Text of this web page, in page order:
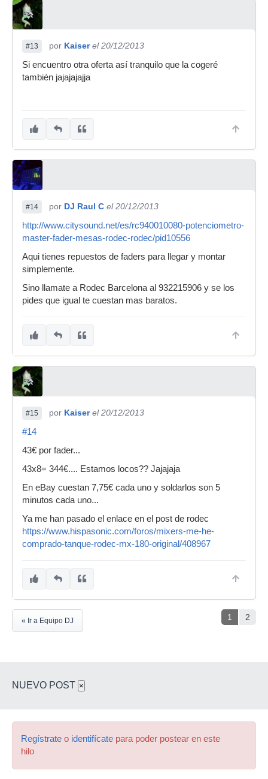
#13 por Kaiser el 20/12/2013
Si encuentro otra oferta así tranquilo que la cogeré
también jajajajajja
#14 por DJ Raul C el 20/12/2013
http://www.citysound.net/es/rc940010080-potenciometro-
master-fader-mesas-rodec-rodec/pid10556
Aqui tienes repuestos de faders para llegar y montar
simplemente.
Sino llamate a Rodec Barcelona al 932215906 y se los
pides que igual te cuestan mas baratos.
#15 por Kaiser el 20/12/2013
#14
43€ por fader...
43x8= 344€.... Estamos locos?? Jajajaja
En eBay cuestan 7,75€ cada uno y soldarlos son 5
minutos cada uno...
Ya me han pasado el enlace en el post de rodec
https://www.hispasonic.com/foros/mixers-me-he-
comprado-tanque-rodec-mx-180-original/408967
1 2
« Ir a Equipo DJ
NUEVO POST ×
Regístrate o identifícate para poder postear en este
hilo